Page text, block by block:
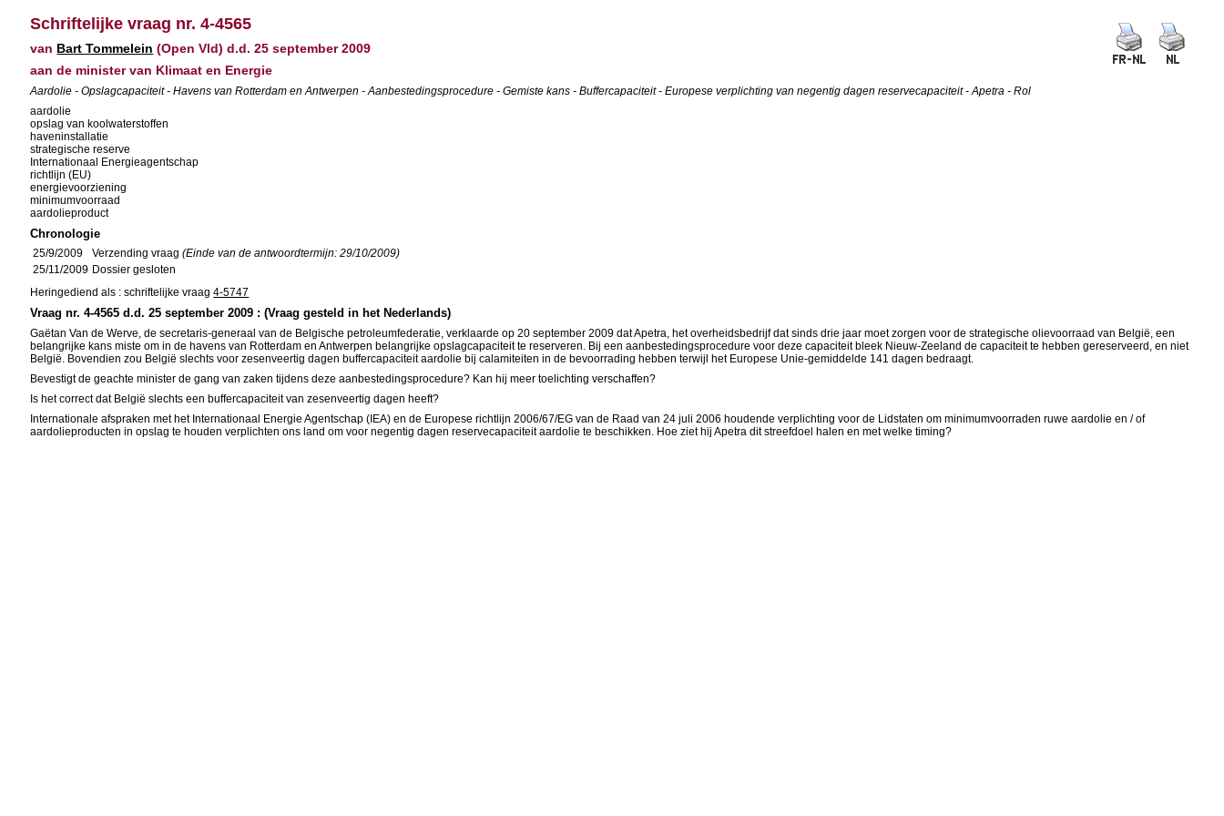
Schriftelijke vraag nr. 4-4565
van Bart Tommelein (Open Vld) d.d. 25 september 2009
aan de minister van Klimaat en Energie
Aardolie - Opslagcapaciteit - Havens van Rotterdam en Antwerpen - Aanbestedingsprocedure - Gemiste kans - Buffercapaciteit - Europese verplichting van negentig dagen reservecapaciteit - Apetra - Rol
aardolie
opslag van koolwaterstoffen
haveninstallatie
strategische reserve
Internationaal Energieagentschap
richtlijn (EU)
energievoorziening
minimumvoorraad
aardolieproduct
Chronologie
25/9/2009 Verzending vraag(Einde van de antwoordtermijn: 29/10/2009)
25/11/2009 Dossier gesloten
Heringediend als : schriftelijke vraag4-5747
Vraag nr. 4-4565 d.d. 25 september 2009 : (Vraag gesteld in het Nederlands)
Gaëtan Van de Werve, de secretaris-generaal van de Belgische petroleumfederatie, verklaarde op 20 september 2009 dat Apetra, het overheidsbedrijf dat sinds drie jaar moet zorgen voor de strategische olievoorraad van België, een
belangrijke kans miste om in de havens van Rotterdam en Antwerpen belangrijke opslagcapaciteit te reserveren. Bij een aanbestedingsprocedure voor deze capaciteit bleek Nieuw-Zeeland de capaciteit te hebben gereserveerd, en niet
België. Bovendien zou België slechts voor zesenveertig dagen buffercapaciteit aardolie bij calamiteiten in de bevoorrading hebben terwijl het Europese Unie-gemiddelde 141 dagen bedraagt.
Bevestigt de geachte minister de gang van zaken tijdens deze aanbestedingsprocedure? Kan hij meer toelichting verschaffen?
Is het correct dat België slechts een buffercapaciteit van zesenveertig dagen heeft?
Internationale afspraken met het Internationaal Energie Agentschap (IEA) en de Europese richtlijn 2006/67/EG van de Raad van 24 juli 2006 houdende verplichting voor de Lidstaten om minimumvoorraden ruwe aardolie en / of
aardolieproducten in opslag te houden verplichten ons land om voor negentig dagen reservecapaciteit aardolie te beschikken. Hoe ziet hij Apetra dit streefdoel halen en met welke timing?